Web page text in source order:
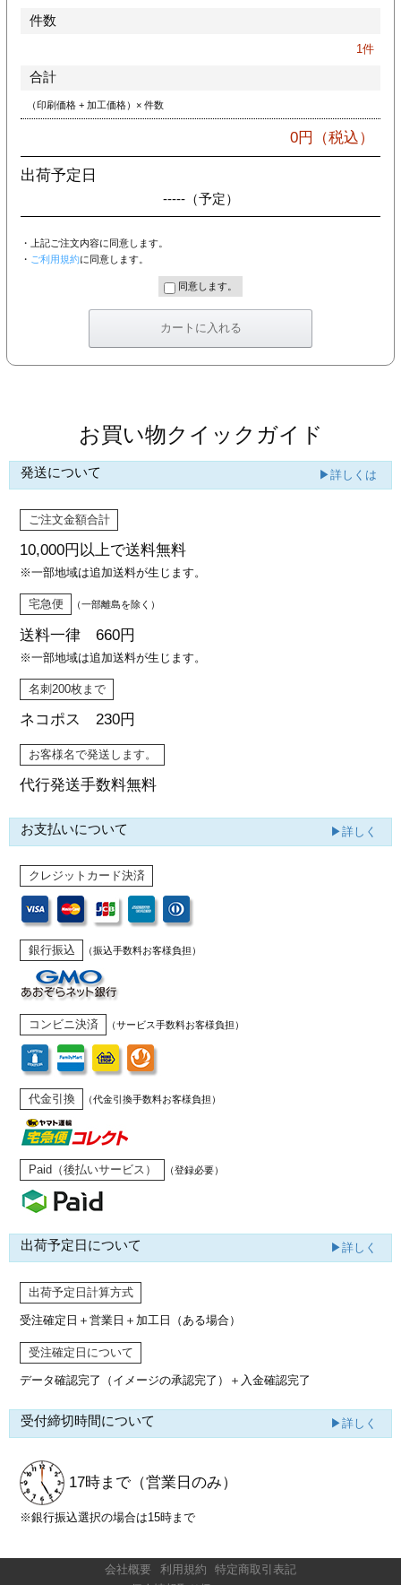
件数
1件
合計
（印刷価格 + 加工価格）× 件数
0円（税込）
出荷予定日
-----（予定）
・上記ご注文内容に同意します。
・ ご利用規約に同意します。
同意します。
お買い物クイックガイド
発送について ▶詳しくは
ご注文金額合計
10,000円以上で送料無料
※一部地域は追加送料が生じます。
宅急便 （一部離島を除く）
送料一律 660円
※一部地域は追加送料が生じます。
名刺200枚まで
ネコポス 230円
お客様名で発送します。
代行発送手数料無料
お支払いについて ▶詳しく
クレジットカード決済
銀行振込 （振込手数料お客様負担）
コンビニ決済 （サービス手数料お客様負担）
代金引換 （代金引換手数料お客様負担）
Paid（後払いサービス） （登録必要）
出荷予定日について ▶詳しく
出荷予定日計算方式
受注確定日＋営業日＋加工日（ある場合）
受注確定日について
データ確認完了（イメージの承認完了） ＋入金確認完了
受付締切時間について ▶詳しく
17時まで （営業日のみ）
※銀行振込選択の場合は15時まで
会社概要 利用規約
特定商取引表記